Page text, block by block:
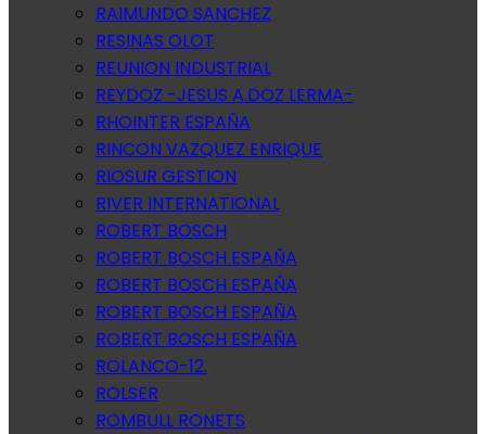
RAIMUNDO SANCHEZ
RESINAS OLOT
REUNION INDUSTRIAL
REYDOZ -JESUS A.DOZ LERMA-
RHOINTER ESPAÑA
RINCON VAZQUEZ ENRIQUE
RIOSUR GESTION
RIVER INTERNATIONAL
ROBERT BOSCH
ROBERT BOSCH ESPAÑA
ROBERT BOSCH ESPAÑA
ROBERT BOSCH ESPAÑA
ROBERT BOSCH ESPAÑA
ROLANCO-12.
ROLSER
ROMBULL RONETS